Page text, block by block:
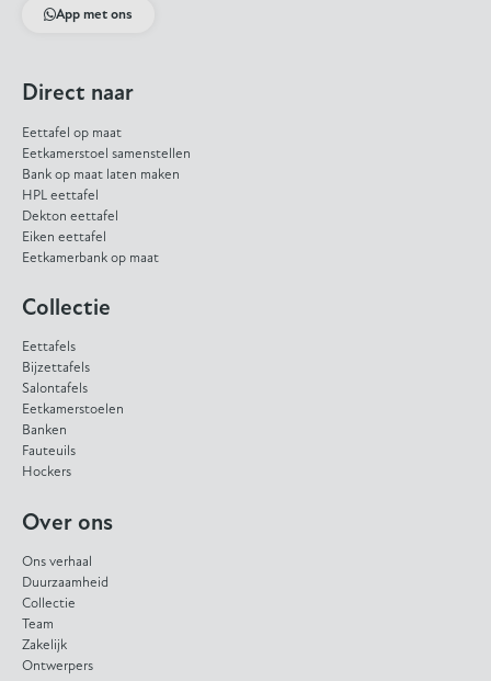
App met ons
Direct naar
Eettafel op maat
Eetkamerstoel samenstellen
Bank op maat laten maken
HPL eettafel
Dekton eettafel
Eiken eettafel
Eetkamerbank op maat
Collectie
Eettafels
Bijzettafels
Salontafels
Eetkamerstoelen
Banken
Fauteuils
Hockers
Over ons
Ons verhaal
Duurzaamheid
Collectie
Team
Zakelijk
Ontwerpers